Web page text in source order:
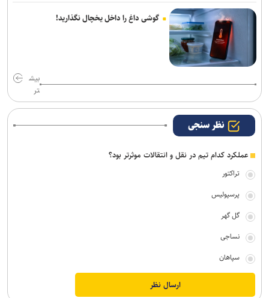
گوشی داغ را داخل یخچال نگذارید!
بیش
تر
نظر سنجی
عملکرد کدام تیم در نقل و انتقالات موثرتر بود؟
تراکتور
پرسپولیس
گل گهر
نساجی
سپاهان